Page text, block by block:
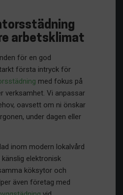
arbetsklimat
för en god
första intryck för
med fokus på
verksamhet. Vi anpassar
oavsett om ni önskar
under dagen eller
inom modern lokalvård
elektronisk
köksytor och
även företag med